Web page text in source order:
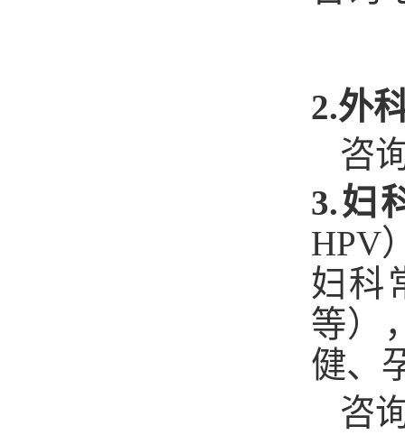
2.外
咨
3.妇
HPV
妇科
等）
健、
咨